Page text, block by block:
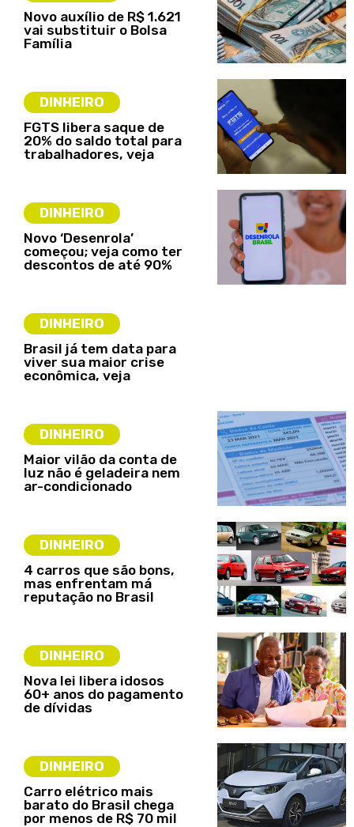
Novo auxílio de R$ 1.621
vai substituir o Bolsa
Família
DINHEIRO
FGTS libera saque de
20% do saldo total para
trabalhadores, veja
DINHEIRO
Novo ‘Desenrola’
começou; veja como ter
descontos de até 90%
DINHEIRO
Brasil já tem data para
viver sua maior crise
econômica, veja
DINHEIRO
Maior vilão da conta de
luz não é geladeira nem
ar-condicionado
DINHEIRO
4 carros que são bons,
mas enfrentam má
reputação no Brasil
DINHEIRO
Nova lei libera idosos
60+ anos do pagamento
de dívidas
DINHEIRO
Carro elétrico mais
barato do Brasil chega
por menos de R$ 70 mil